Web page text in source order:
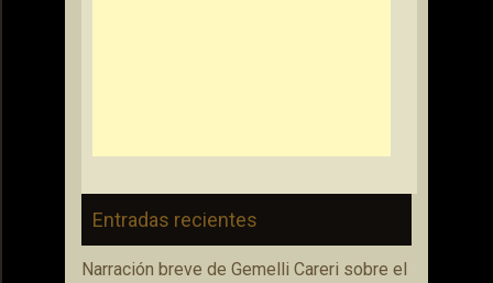
Entradas recientes
Narración breve de Gemelli Careri sobre el